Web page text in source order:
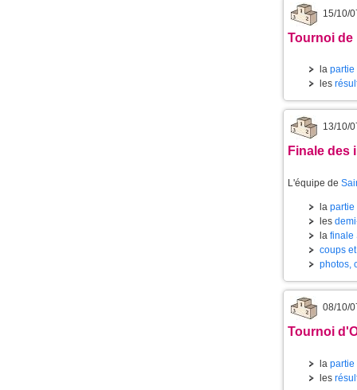
15/10/
Tournoi de
la partie
les
13/10/
Finale des
L'équipe de
la partie
les
la finale
coups
photos,
08/10/
Tournoi
la partie
les